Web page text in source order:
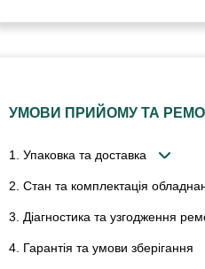
УМОВИ ПРИЙОМУ ТА
1. Упаковка та доставка
2. Стан та комплектація
3. Діагностика та узгодження
4. Гарантія та умови зберігання